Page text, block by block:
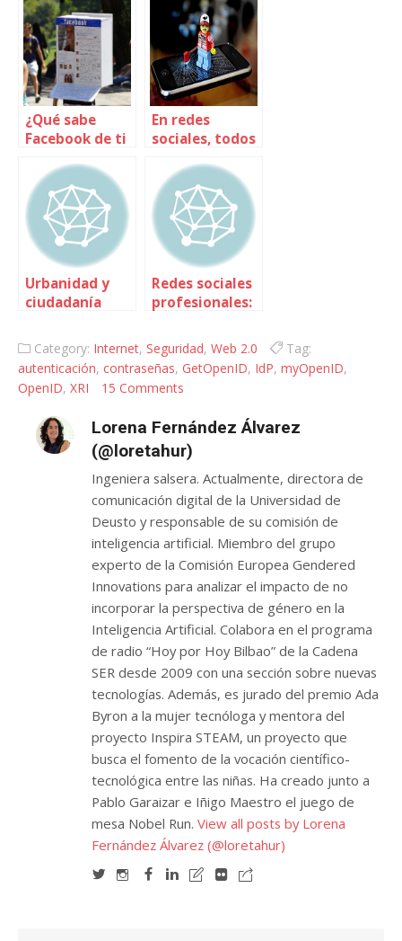
¿Qué sabe
Facebook de ti
En redes
sociales, todos
adolescentes
Urbanidad y
ciudadanía
de
Elkartekintza.
Formación para
Entidades del
Tercer Sector
Redes sociales
profesionales:
Internet
también sirve
para cosas
serias…
Category: Internet, Seguridad, Web 2.0
Tag:
autenticación, contraseñas, GetOpenID, IdP, myOpenID,
OpenID, XRI 15 Comments
Lorena Fernández Álvarez
(@loretahur)
Ingeniera salsera. Actualmente, directora de
comunicación digital de la Universidad de
Deusto y responsable de su comisión de
inteligencia artificial. Miembro del grupo
experto de la Comisión Europea Gendered
Innovations para analizar el impacto de no
incorporar la perspectiva de género en la
Inteligencia Artificial. Colabora en el programa
de radio “Hoy por Hoy Bilbao” de la Cadena
SER desde 2009 con una sección sobre nuevas
tecnologías. Además, es jurado del premio Ada
Byron a la mujer tecnóloga y mentora del
proyecto Inspira STEAM, un proyecto que
busca el fomento de la vocación científico-
tecnológica entre las niñas. Ha creado junto a
Pablo Garaizar e Iñigo Maestro el juego de
mesa Nobel Run. View all posts by Lorena
Fernández Álvarez (@loretahur)